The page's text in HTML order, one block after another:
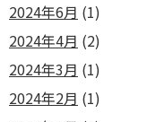
2024年6月 (1)
2024年4月 (2)
2024年3月 (1)
2024年2月 (1)